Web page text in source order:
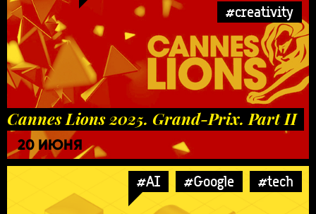
#creativity
Cannes Lions 2025. Grand-Prix. Part II
20 ИЮНЯ
#AI #Google #tech